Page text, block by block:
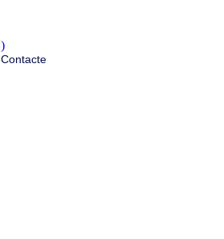
Contacte